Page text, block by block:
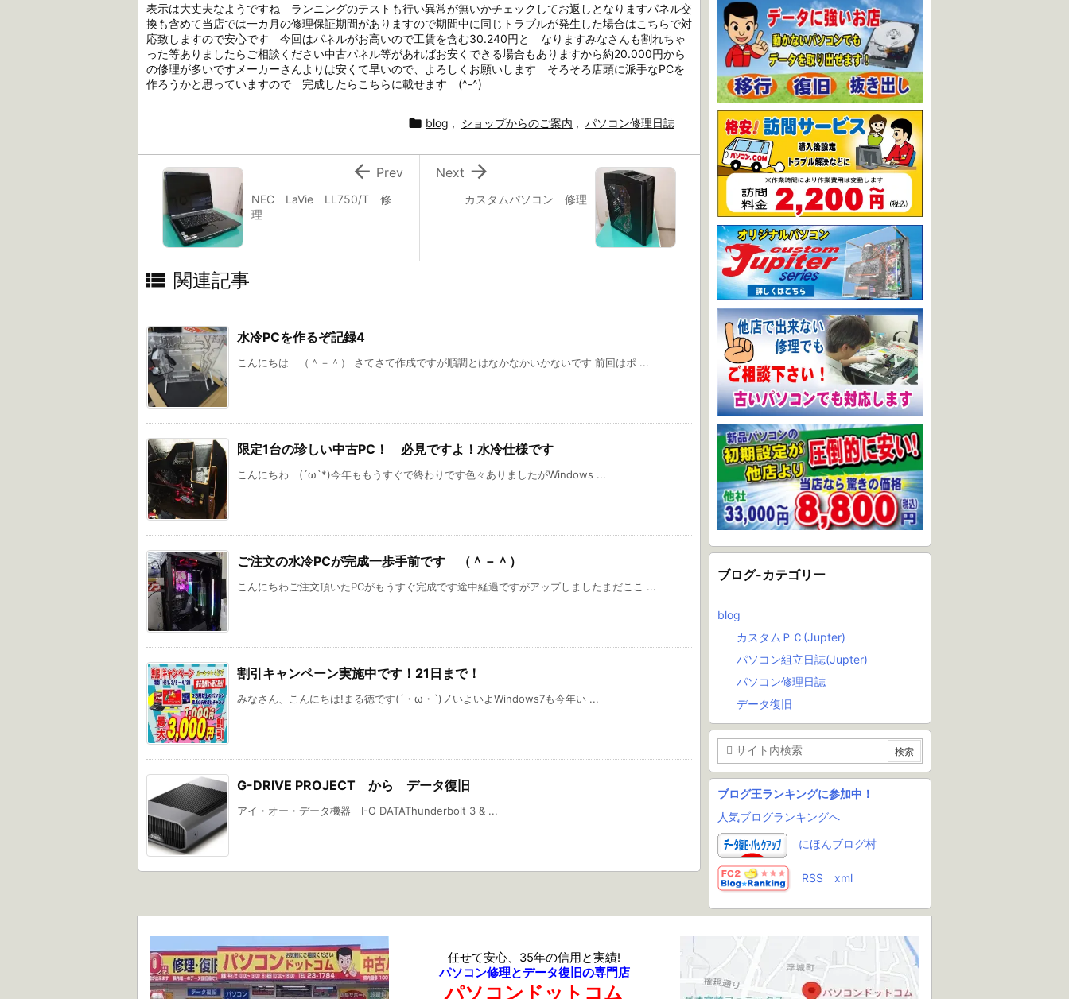
表示は大丈夫なようですね ランニングのテストも行い異常が無いかチェックしてお返しとなりますパネル交
換も含めて当店では一カ月の修理保証期間がありますので期間中に同じトラブルが発生した場合はこちらで対
応致しますので安心です 今回はパネルがお高いので工賃を含む30.240円と なりますみなさんも割れちゃ
った等ありましたらご相談ください中古パネル等があればお安くできる場合もありますから約20.000円から
の修理が多いですメーカーさんよりは安くて早いので、よろしくお願いします そろそろ店頭に派手なPCを
作ろうかと思っていますので 完成したらこちらに載せます (^-^)
 blog , ショップからのご案内 , パソコン修理日誌
カスタムパソコン 修理

Next
NEC LaVie LL750/T 修
理
 Prev
 関連記事
水冷PCを作るぞ記録4
こんにちは （＾－＾） さてさて作成ですが順調とはなかなかいかないです 前回はポ ...
限定1台の珍しい中古PC！ 必見ですよ！水冷仕様です
こんにちわ (´ω`*)今年ももうすぐで終わりです色々ありましたがWindows ...
ご注文の水冷PCが完成一歩手前です （＾－＾）
こんにちわご注文頂いたPCがもうすぐ完成です途中経過ですがアップしましたまだここ ...
割引キャンペーン実施中です！21日まで！
みなさん、こんにちは!まる徳です(´・ω・`)ノいよいよWindows7も今年い ...
G-DRIVE PROJECT から データ復旧
アイ・オー・データ機器｜I-O DATAThunderbolt 3 & ...
ブログ-カテゴリー
blog
カスタムＰＣ(Jupter)
パソコン組立日誌(Jupter)
パソコン修理日誌
データ復旧
ブログ王ランキングに参加中！
人気ブログランキングへ
にほんブログ村
RSS xml
任せて安心、35年の信用と実績!
パソコン修理とデータ復旧の専門店
パソコンドットコム